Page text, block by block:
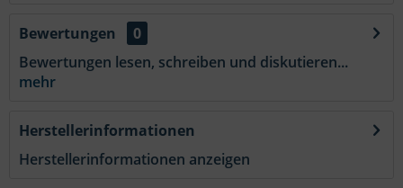
Bewertungen
0
Bewertungen lesen, schreiben und diskutieren...
mehr
Herstellerinformationen
Herstellerinformationen anzeigen